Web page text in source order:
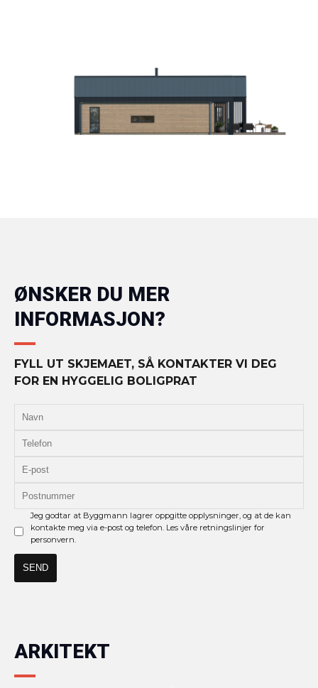
ØNSKER DU MER
INFORMASJON?
FYLL UT SKJEMAET, SÅ KONTAKTER VI DEG
FOR EN HYGGELIG BOLIGPRAT
Jeg godtar at Byggmann lagrer oppgitte opplysninger, og at de kan
kontakte meg via e-post og telefon. Les våre retningslinjer for
personvern.
ARKITEKT